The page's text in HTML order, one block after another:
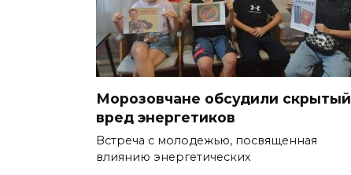
Морозовчане обсудили скрытый
вред энергетиков
Встреча с молодежью, посвященная
влиянию энергетических